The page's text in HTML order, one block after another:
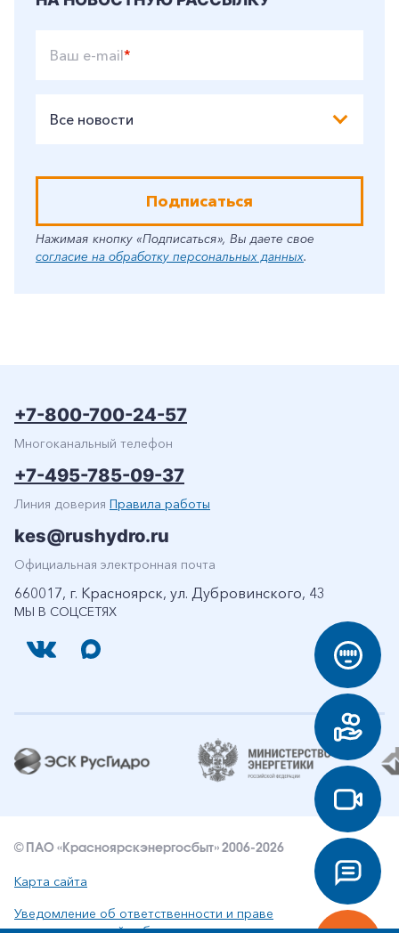
Ваш e-mail*
Все новости
Подписаться
Нажимая кнопку «Подписаться», Вы даете свое
согласие на обработку персональных данных.
МЫ В СОЦСЕТЯХ
+7-800-700-24-57
Многоканальный телефон
+7-495-785-09-37
Линия доверия Правила работы
kes@rushydro.ru
Официальная электронная почта
660017, г. Красноярск, ул. Дубровинского, 43
© ПАО «Красноярскэнергосбыт» 2006-2026
Карта сайта
Уведомление об ответственности и праве